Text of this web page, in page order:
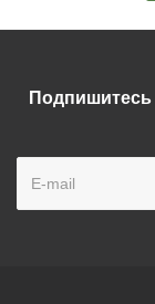
Подпишитесь